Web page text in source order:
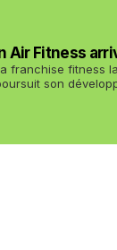
Air Fitness
franchise fitness
son